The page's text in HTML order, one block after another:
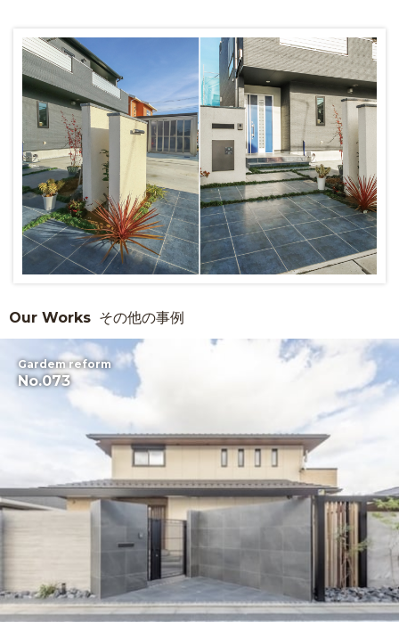
Our Works その他の事例
Gardem reform
No.073